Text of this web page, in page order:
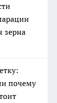
зерна
почему